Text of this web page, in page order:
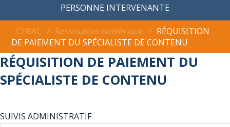
PERSONNE INTERVENANTE
CERAC ∕ Ressources numérique ∕ RÉQUISITION
DE PAIEMENT DU SPÉCIALISTE DE CONTENU
RÉQUISITION DE PAIEMENT DU
SPÉCIALISTE DE CONTENU
SUIVIS ADMINISTRATIF